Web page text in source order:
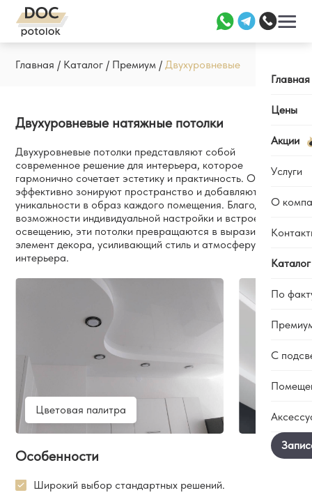
Главная
Цены
Акции
Услуги
О
Каталог
По
С
С
В
В
На
Главная / Каталог / Премиум / Двухуровневые
Двухуровневые натяжные потолки
Двухуровневые потолки представляют собой
современное решение для интерьера, которое
гармонично сочетает эстетику и практичность. Они
эффективно зонируют пространство и добавляют
уникальности в образ каждого помещения. Благодаря
возможности индивидуальной настройки и встроенному
освещению, эти потолки превращаются в выразительный
элемент декора, усиливающий стиль и атмосферу
интерьера.
Цветовая палитра
Особенности
Широкий выбор стандартных решений.